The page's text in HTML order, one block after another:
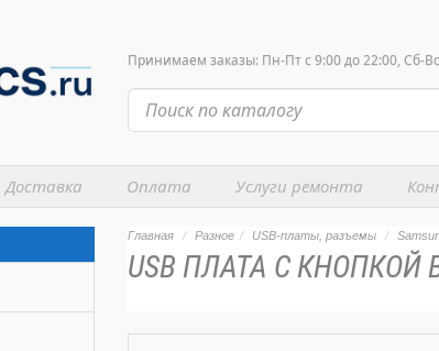
Принимаем заказы: Пн-Пт с 9:00 до 22:00, Сб-
Доставка Оплата Услуги ремонта
Главная Разное USB-платы, разъемы
USB ПЛАТА С КНОПКОЙ